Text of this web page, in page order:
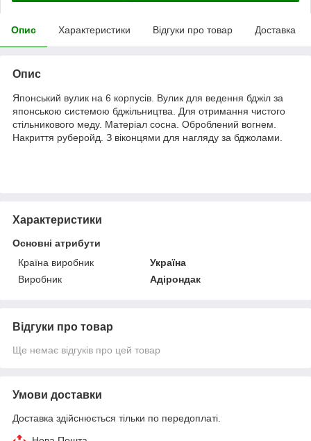
Опис Характеристики Відгуки про товар Доставка
Опис
Японський вулик на 6 корпусів. Вулик для ведення бджіл за
японською системою бджільництва. Для отримання чистого
стільникового меду. Матеріал сосна. Оброблений вогнем.
Накриття руберойд. З віконцями для нагляду за бджолами.
Характеристики
Основні атрибути
Країна виробник
Україна
Виробник
Адірондак
Відгуки про товар
Ще немає відгуків про цей товар
Умови доставки
Доставка здійснюється тільки по передоплаті.